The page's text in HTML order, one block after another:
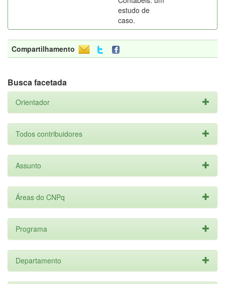
estudo de
caso.
Compartilhamento
Busca facetada
Orientador
Todos contribuidores
Assunto
Áreas do CNPq
Programa
Departamento